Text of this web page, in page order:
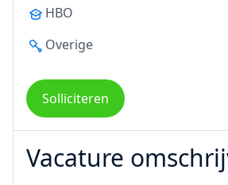
HBO
Overige
Solliciteren
Vacature